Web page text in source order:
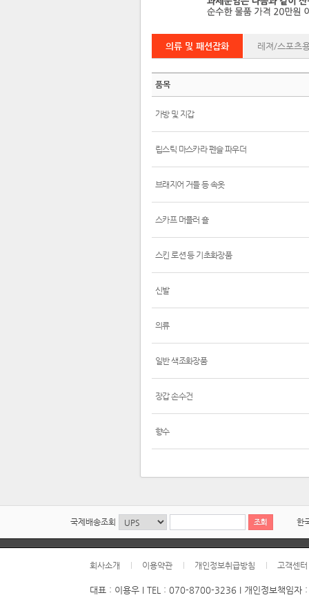
의류 및 패션잡화 레져/스포츠
품목
가방 및 지갑
립스틱 마스카라 펜슬 파우더
브래지어 거들 등 속옷
스카프 머플러 숄
스킨 로션 등 기초화장품
신발
의류
일반 색조화장품
장갑 손수건
향수
국제배송조회 한
회사소개 이용약관 개인정보취급방침 고객센터
대표 : 이용우 I TEL : 070-8700-3236 I 개인정보책임자 :